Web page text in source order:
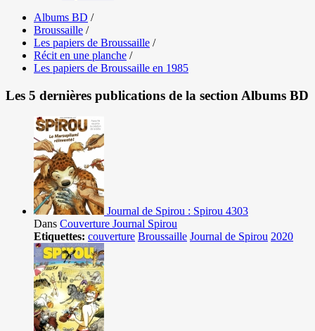
Albums BD /
Broussaille /
Les papiers de Broussaille /
Récit en une planche /
Les papiers de Broussaille en 1985
Les 5 dernières publications de la section Albums BD
Journal de Spirou : Spirou 4303
Dans Couverture Journal Spirou
Etiquettes: couverture Broussaille Journal de Spirou 2020